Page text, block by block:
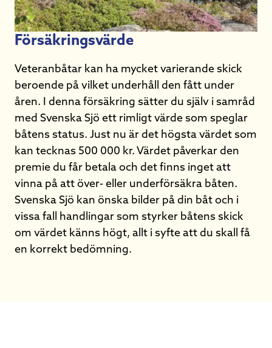
Försäkringsvärde
Veteranbåtar kan ha mycket varierande skick
beroende på vilket underhåll den fått under
åren. I denna försäkring sätter du själv i samråd
med Svenska Sjö ett rimligt värde som speglar
båtens status. Just nu är det högsta värdet som
kan tecknas 500 000 kr. Värdet påverkar den
premie du får betala och det finns inget att
vinna på att över- eller underförsäkra båten.
Svenska Sjö kan önska bilder på din båt och i
vissa fall handlingar som styrker båtens skick
om värdet känns högt, allt i syfte att du skall få
en korrekt bedömning.